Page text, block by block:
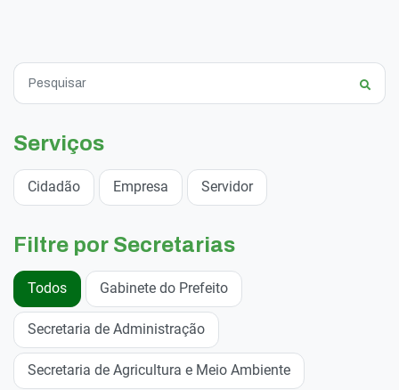
Serviços
Cidadão Empresa Servidor
Filtre por Secretarias
Todos Gabinete do Prefeito
Secretaria de Administração
Secretaria de Agricultura e Meio Ambiente